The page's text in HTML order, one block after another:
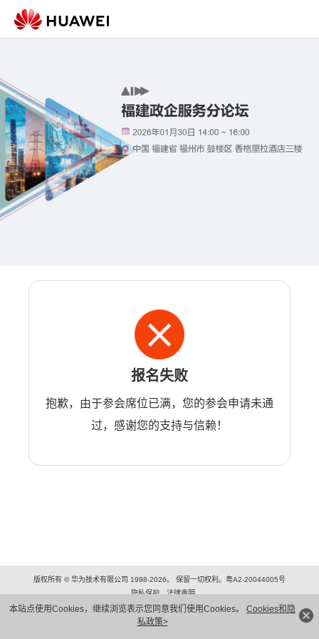
本站点使用Cookies，继续浏览表示您同意我们使用Cookies。 Cookies和隐
私政策>
报名失败
抱歉，由于参会席位已满，您的参会申请未通
过，感谢您的支持与信赖！
版权所有 © 华为技术有限公司 1998-2026。 保留一切权利。粤A2-20044005号
隐私保护
法律声明